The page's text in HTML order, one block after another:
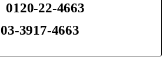
0120-22-4663
03-3917-4663